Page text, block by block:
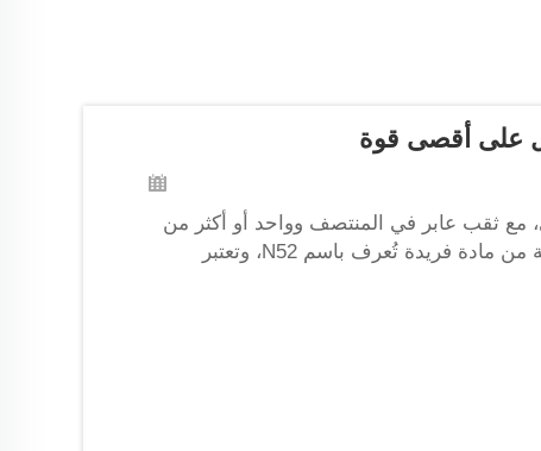
مع ثقب عابر في المنتصف وواحد أو أكثر من
الثقوب المُستدورة من اتجاه مختلف عن المركز. وهي مصنوعة من مادة فريدة تُعرف باسم N52، وتعتبر